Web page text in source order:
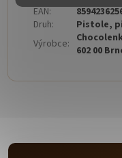
EAN:
Druh:
Pistole,
Výrobce: 602 00